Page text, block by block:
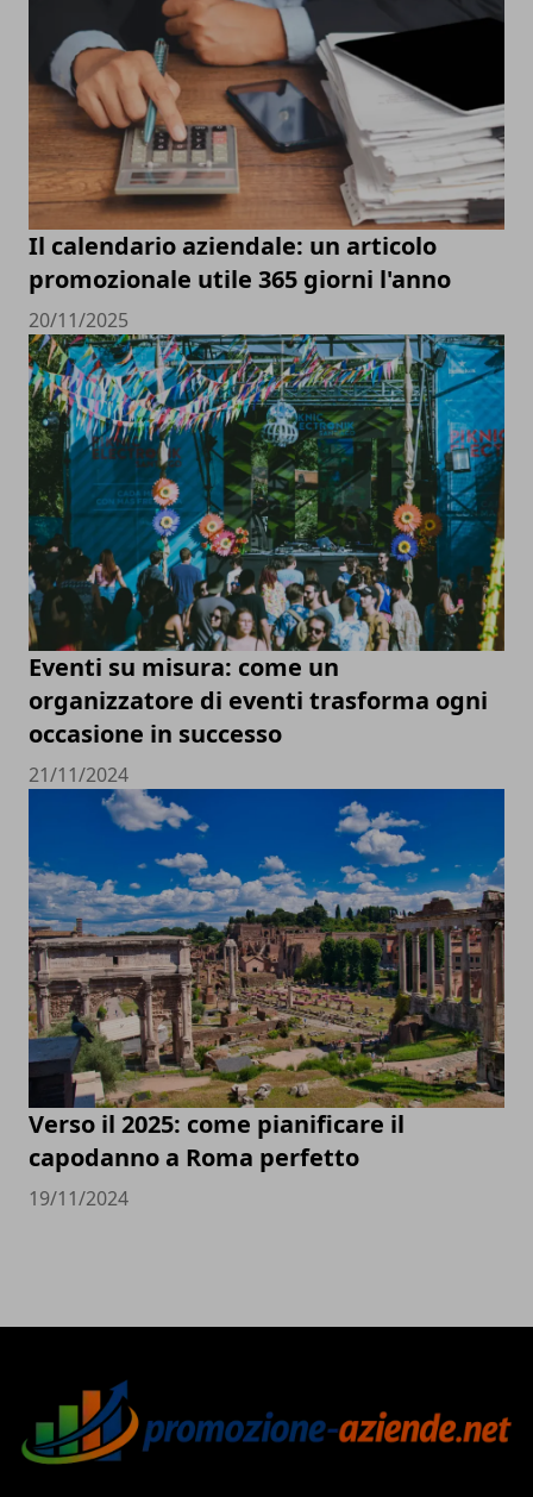
Il calendario aziendale: un articolo
promozionale utile 365 giorni l'anno
20/11/2025
Eventi su misura: come un
organizzatore di eventi trasforma ogni
occasione in successo
21/11/2024
Verso il 2025: come pianificare il
capodanno a Roma perfetto
19/11/2024